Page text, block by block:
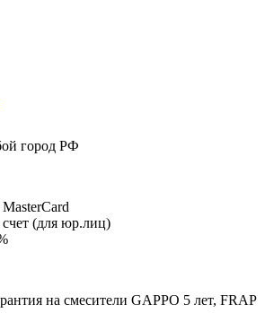
город РФ
(для юр.лиц)
на смесители GAPPO 5 лет, FRAP